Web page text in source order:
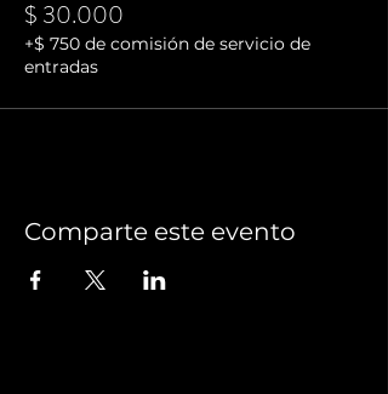
$ 30.000
+$ 750 de comisión de servicio de
entradas
Comparte este evento